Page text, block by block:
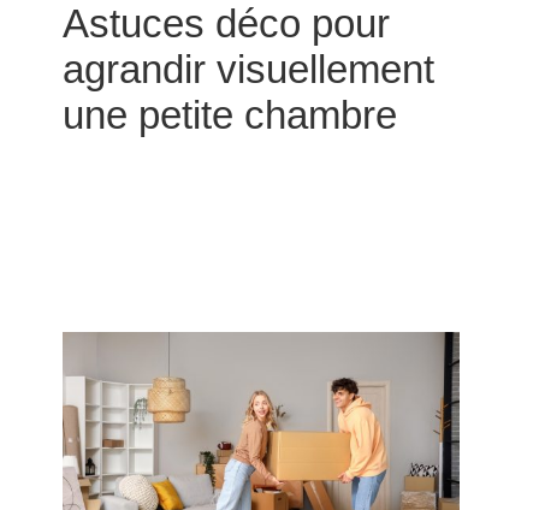
Astuces déco pour
agrandir visuellement
une petite chambre